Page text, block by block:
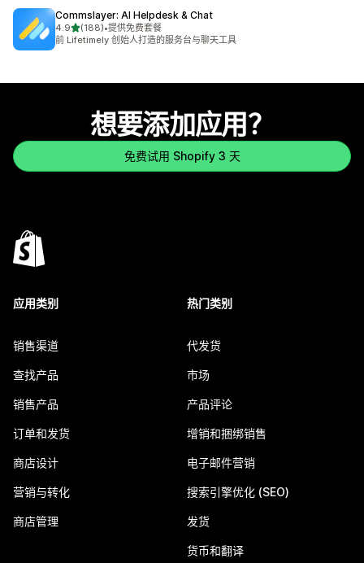
Commslayer: AI Helpdesk & Chat
4.9星（满分 5 星）
(188)
总共 188 条评论
•提供免费套餐
前 Lifetimely 创始人打造的服务台与聊天工具
想要添加应用？
免费试用 Shopify 3 天
应用类别
销售渠道
查找产品
销售产品
订单和发货
商店设计
营销与转化
商店管理
热门类别
代发货
市场
产品评论
增销和捆绑销售
电子邮件营销
搜索引擎优化 (SEO)
发货
货币和翻译